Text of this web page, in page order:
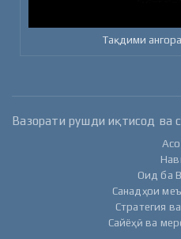
Тақдими
Вазорати рушди иқтисод ва
Оид ба
Санадҳои
Стратегия
Сайёҳӣ ва